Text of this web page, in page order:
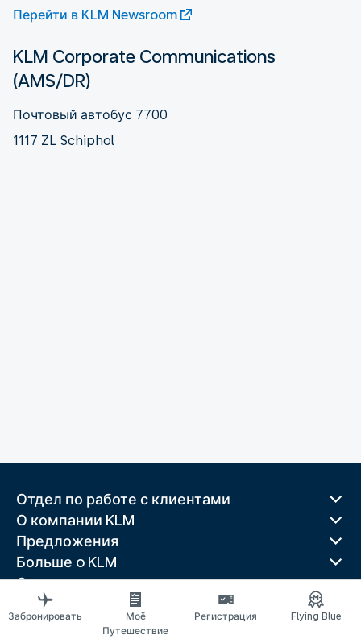
Перейти в KLM Newsroom
KLM Corporate Communications
(AMS/DR)
Почтовый автобус 7700
1117 ZL Schiphol
Отдел по работе с клиентами
О компании KLM
Предложения
Больше o KLM
Скачать приложение
Связанные веб-сайты
Путеводители
Забронировать
Моё
Путешествие
Регистрация Flying Blue